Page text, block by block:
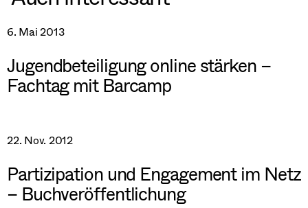
6. Mai 2013
Jugendbeteiligung online stärken –
Fachtag mit Barcamp
22. Nov. 2012
Partizipation und Engagement im Netz
– Buchveröffentlichung